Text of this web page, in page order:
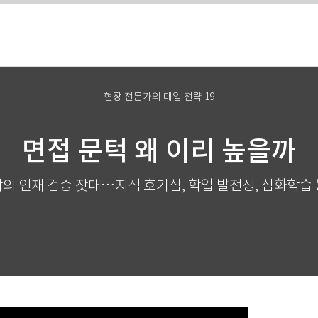
현장 전문가의 대입 전략 19
면접 문턱 왜 이리 높을까
인재 검증 잣대…지적 호기심, 학업 발전성, 심화학습